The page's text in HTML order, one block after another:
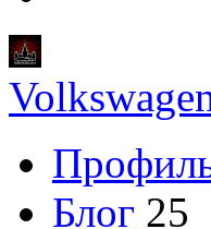
Блог 25